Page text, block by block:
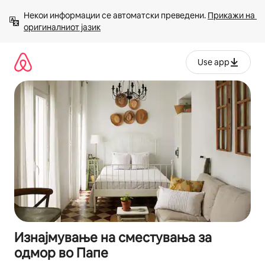
содржина
Некои информации се автоматски преведени. Прикажи на
оригиналниот јазик
Use app
Изнајмување на сместувања за
одмор во Папе